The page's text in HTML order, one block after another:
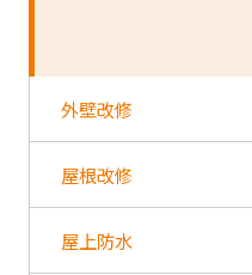
外壁改修
屋根改修
屋上防水